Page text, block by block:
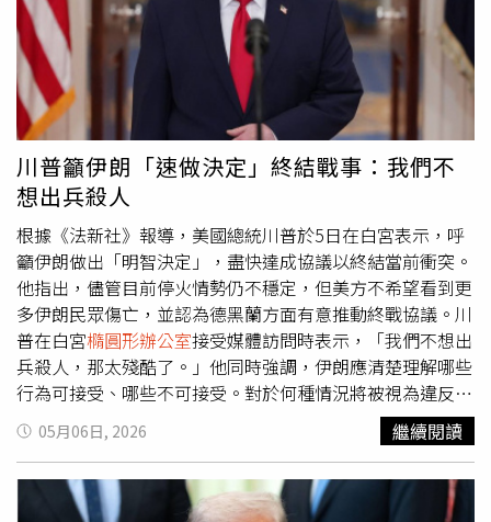
McNally）表示，如果戰爭持續阻礙西亞地區的能源運輸，
即使暫停汽油稅，也可能無法帶來太大效果。麥納利稱：
「如果暫停徵收聯邦汽油稅，但荷姆茲海峽仍維持封閉，隨
著油價持續攀升，消費者幾乎不會對相關措施有任何感
覺。」
灣提供許多支持。此次北京峰會將是川普自2017年以來首
次訪問中國，也是美中兩國領袖時隔超過半年再次面對面會
談。外界普遍關注，在全球地緣政治與經濟局勢緊張之際，
雙方能否透過高峰會穩定雙邊關係。根據美國官員先前向媒
體透露，此次川習會預計討論範圍廣泛，除了台灣議題外，
還包括伊朗局勢、人工智慧（AI）、核武發展以及稀土供應
鏈等重要國際議題。
川普籲伊朗「速做決定」終結戰事：我們不
想出兵殺人
根據《法新社》報導，美國總統川普於5日在白宮表示，呼
籲伊朗做出「明智決定」，盡快達成協議以終結當前衝突。
他指出，儘管目前停火情勢仍不穩定，但美方不希望看到更
多伊朗民眾傷亡，並認為德黑蘭方面有意推動終戰協議。川
普在白宮橢圓形辦公室接受媒體訪問時表示，「我們不想出
兵殺人，那太殘酷了。」他同時強調，伊朗應清楚理解哪些
行為可接受、哪些不可接受。對於何種情況將被視為違反停
火，川普未進一步說明，僅表示外界將很快知曉相關界線。
在近期情勢方面，伊朗被指向美軍及阿拉伯聯合大公國發射
飛彈並出動無人機，引發區域緊張升高。對此，川普批評伊
朗在談判過程中態度反覆，指稱其在「耍花樣」，並重申任
05月06日, 2026 繼續閱讀